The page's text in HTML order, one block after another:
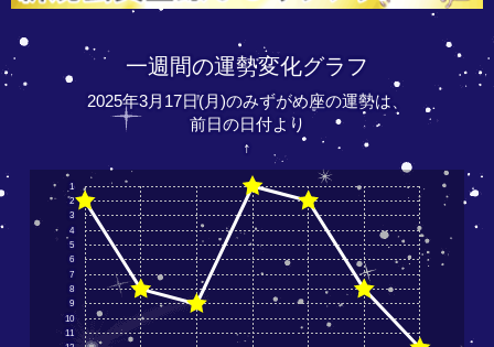
一週間の運勢変化グラフ
2025年3月17日(月)のみずがめ座の運勢は、
前日の日付より
↑
11
10
9
8
7
6
5
4
3
2
1